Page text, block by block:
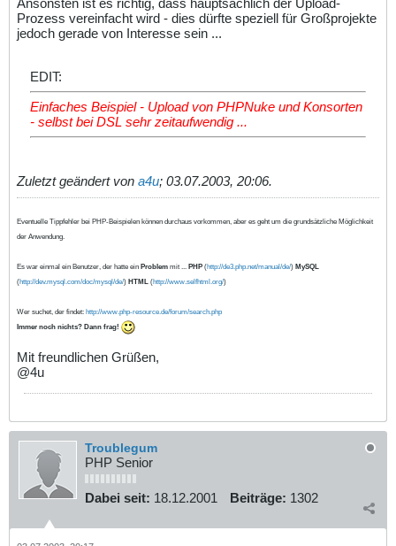
Ansonsten ist es richtig, dass hauptsächlich der Upload-
Prozess vereinfacht wird - dies dürfte speziell für Großprojekte
jedoch gerade von Interesse sein ...
EDIT:
Einfaches Beispiel - Upload von PHPNuke und Konsorten
- selbst bei DSL sehr zeitaufwendig ...
Zuletzt geändert von a4u; 03.07.2003, 20:06.
Eventuelle Tippfehler bei PHP-Beispielen können durchaus vorkommen, aber es geht um die grundsätzliche Möglichkeit
der Anwendung.
Es war einmal ein Benutzer, der hatte ein Problem mit ... PHP (http://de3.php.net/manual/de/) MySQL
(http://dev.mysql.com/doc/mysql/de/) HTML (http://www.selfhtml.org/)
Wer suchet, der findet: http://www.php-resource.de/forum/search.php
Immer noch nichts? Dann frag!
Mit freundlichen Grüßen,
@4u
Troublegum
PHP Senior
Dabei seit: 18.12.2001 Beiträge: 1302